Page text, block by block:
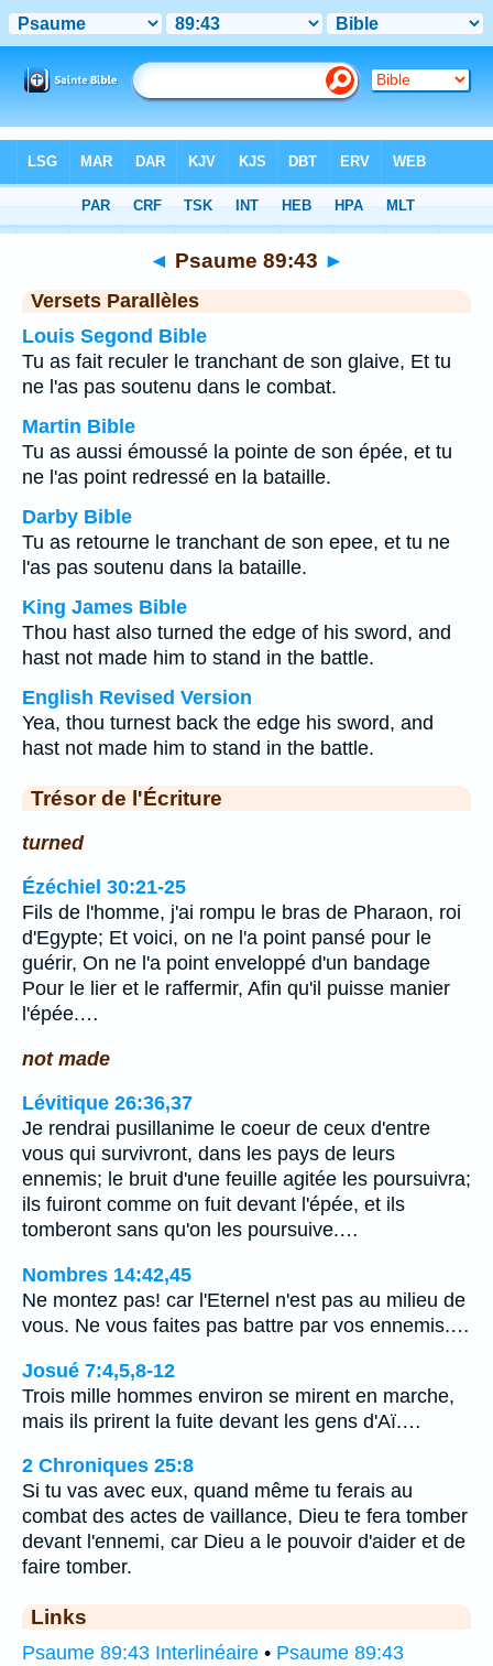
Chapitre 89> Verset 43
◄ Psaume 89:43 ►
Versets Parallèles
Louis Segond Bible
Tu as fait reculer le tranchant de son glaive, Et tu
ne l'as pas soutenu dans le combat.
Martin Bible
Tu as aussi émoussé la pointe de son épée, et tu
ne l'as point redressé en la bataille.
Darby Bible
Tu as retourne le tranchant de son epee, et tu ne
l'as pas soutenu dans la bataille.
King James Bible
Thou hast also turned the edge of his sword, and
hast not made him to stand in the battle.
English Revised Version
Yea, thou turnest back the edge his sword, and
hast not made him to stand in the battle.
Trésor de l'Écriture
turned
Ézéchiel 30:21-25
Fils de l'homme, j'ai rompu le bras de Pharaon, roi
d'Egypte; Et voici, on ne l'a point pansé pour le
guérir, On ne l'a point enveloppé d'un bandage
Pour le lier et le raffermir, Afin qu'il puisse manier
l'épée.…
not made
Lévitique 26:36,37
Je rendrai pusillanime le coeur de ceux d'entre
vous qui survivront, dans les pays de leurs
ennemis; le bruit d'une feuille agitée les poursuivra;
ils fuiront comme on fuit devant l'épée, et ils
tomberont sans qu'on les poursuive.…
Nombres 14:42,45
Ne montez pas! car l'Eternel n'est pas au milieu de
vous. Ne vous faites pas battre par vos ennemis.…
Josué 7:4,5,8-12
Trois mille hommes environ se mirent en marche,
mais ils prirent la fuite devant les gens d'Aï.…
2 Chroniques 25:8
Si tu vas avec eux, quand même tu ferais au
combat des actes de vaillance, Dieu te fera tomber
devant l'ennemi, car Dieu a le pouvoir d'aider et de
faire tomber.
Links
Psaume 89:43 Interlinéaire • Psaume 89:43